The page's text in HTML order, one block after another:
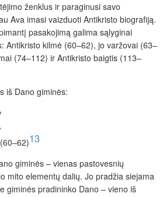
ženklus ir paraginusi savo
Ava imasi vaizduoti Antikristo biografiją.
pasakojimą galima sąlyginai
Antikristo kilmė (60–62), jo varžovai (63–
(74–112) ir Antikristo baigtis (113–
iš Dano giminės:
(60–62)13
giminės – vienas pastovesnių
mito elementų dalių. Jo pradžia siejama
giminės pradininko Dano – vieno iš